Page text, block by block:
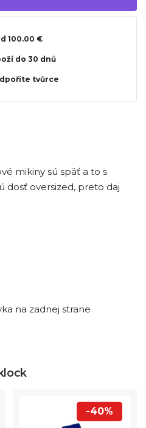
100.00 €
do 30 dnů
tvůrce
mikiny sú späť a to s
dosť oversized, preto daj
na zadnej strane
-40%